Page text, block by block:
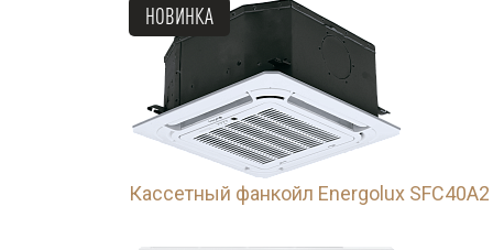
НОВИНКА
Кассетный фанкойл Energolux SFC40A2